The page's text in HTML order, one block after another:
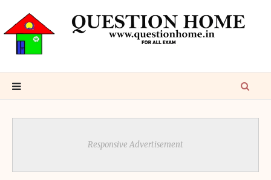
Responsive Advertisement